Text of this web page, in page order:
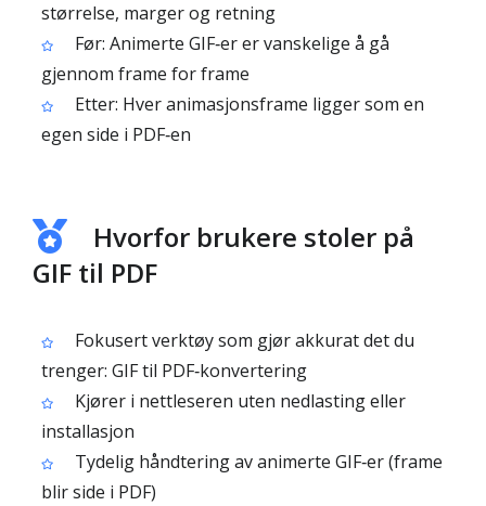
størrelse, marger og retning
Før: Animerte GIF‑er er vanskelige å gå
gjennom frame for frame
Etter: Hver animasjonsframe ligger som en
egen side i PDF‑en
Hvorfor brukere stoler på
GIF til PDF
Fokusert verktøy som gjør akkurat det du
trenger: GIF til PDF‑konvertering
Kjører i nettleseren uten nedlasting eller
installasjon
Tydelig håndtering av animerte GIF‑er (frame
blir side i PDF)